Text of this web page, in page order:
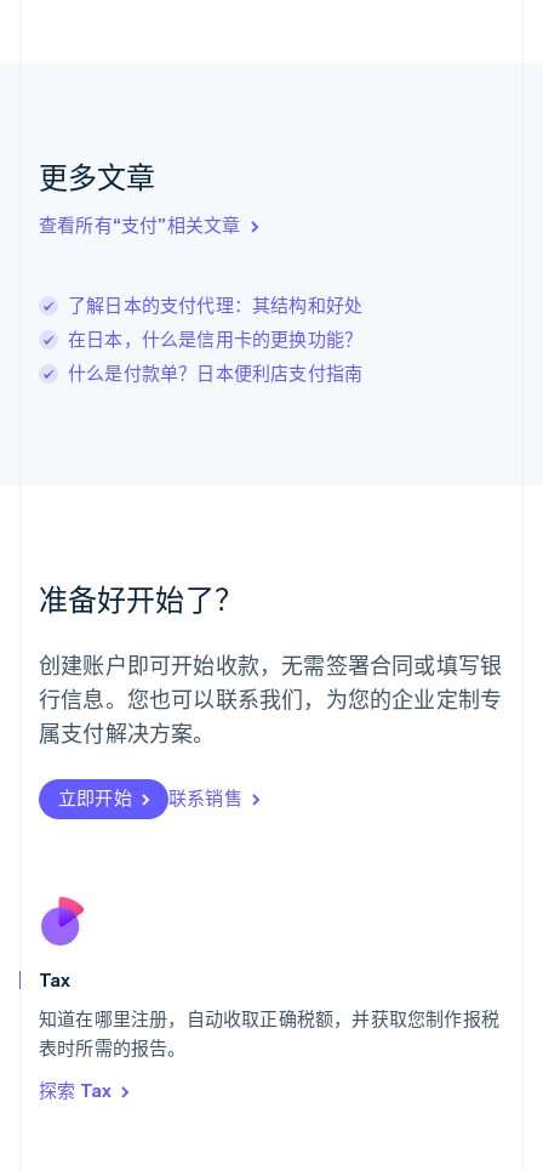
更多文章
查看所有“支付”相关文章
了解日本的支付代理：其结构和好处
在日本，什么是信用卡的更换功能？
什么是付款单？日本便利店支付指南
准备好开始了？
创建账户即可开始收款，无需签署合同或填写银
行信息。您也可以联系我们，为您的企业定制专
属支付解决方案。
立即开始 联系销售
Tax
知道在哪里注册，自动收取正确税额，并获取您制作报税
表时所需的报告。
探索 Tax
English Italiano
拉脱维亚
立陶宛
DeutschEnglish
卢森堡
Français Deutsch English
罗马尼亚
墨西哥
EspañolEnglish
English
葡萄牙
PortuguêsEnglish
日本
瑞典
Svenska English
瑞士
English
斯洛伐克
泰国
ไทยEnglish
English